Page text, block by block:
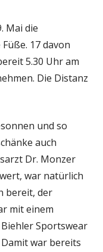
Mai die
17 davon
5.30 Uhr am
Die Distanz
und so
auch
Dr. Monzer
war natürlich
bereit, der
mit einem
Sportswear
war bereits